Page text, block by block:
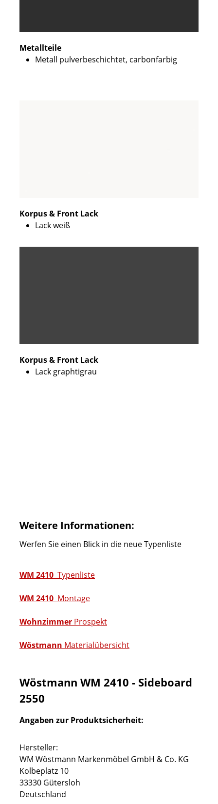
Metallteile
Metall pulverbeschichtet, carbonfarbig
Korpus & Front Lack
Lack weiß
Korpus & Front Lack
Lack graphtigrau
Weitere Informationen:
Werfen Sie einen Blick in die neue Typenliste
WM 2410 Typenliste
WM 2410 Montage
Wohnzimmer Prospekt
Wöstmann Materialübersicht
Wöstmann WM 2410 - Sideboard
2550
Angaben zur Produktsicherheit:
Hersteller:
WM Wöstmann Markenmöbel GmbH & Co. KG
Kolbeplatz 10
33330 Gütersloh
Deutschland